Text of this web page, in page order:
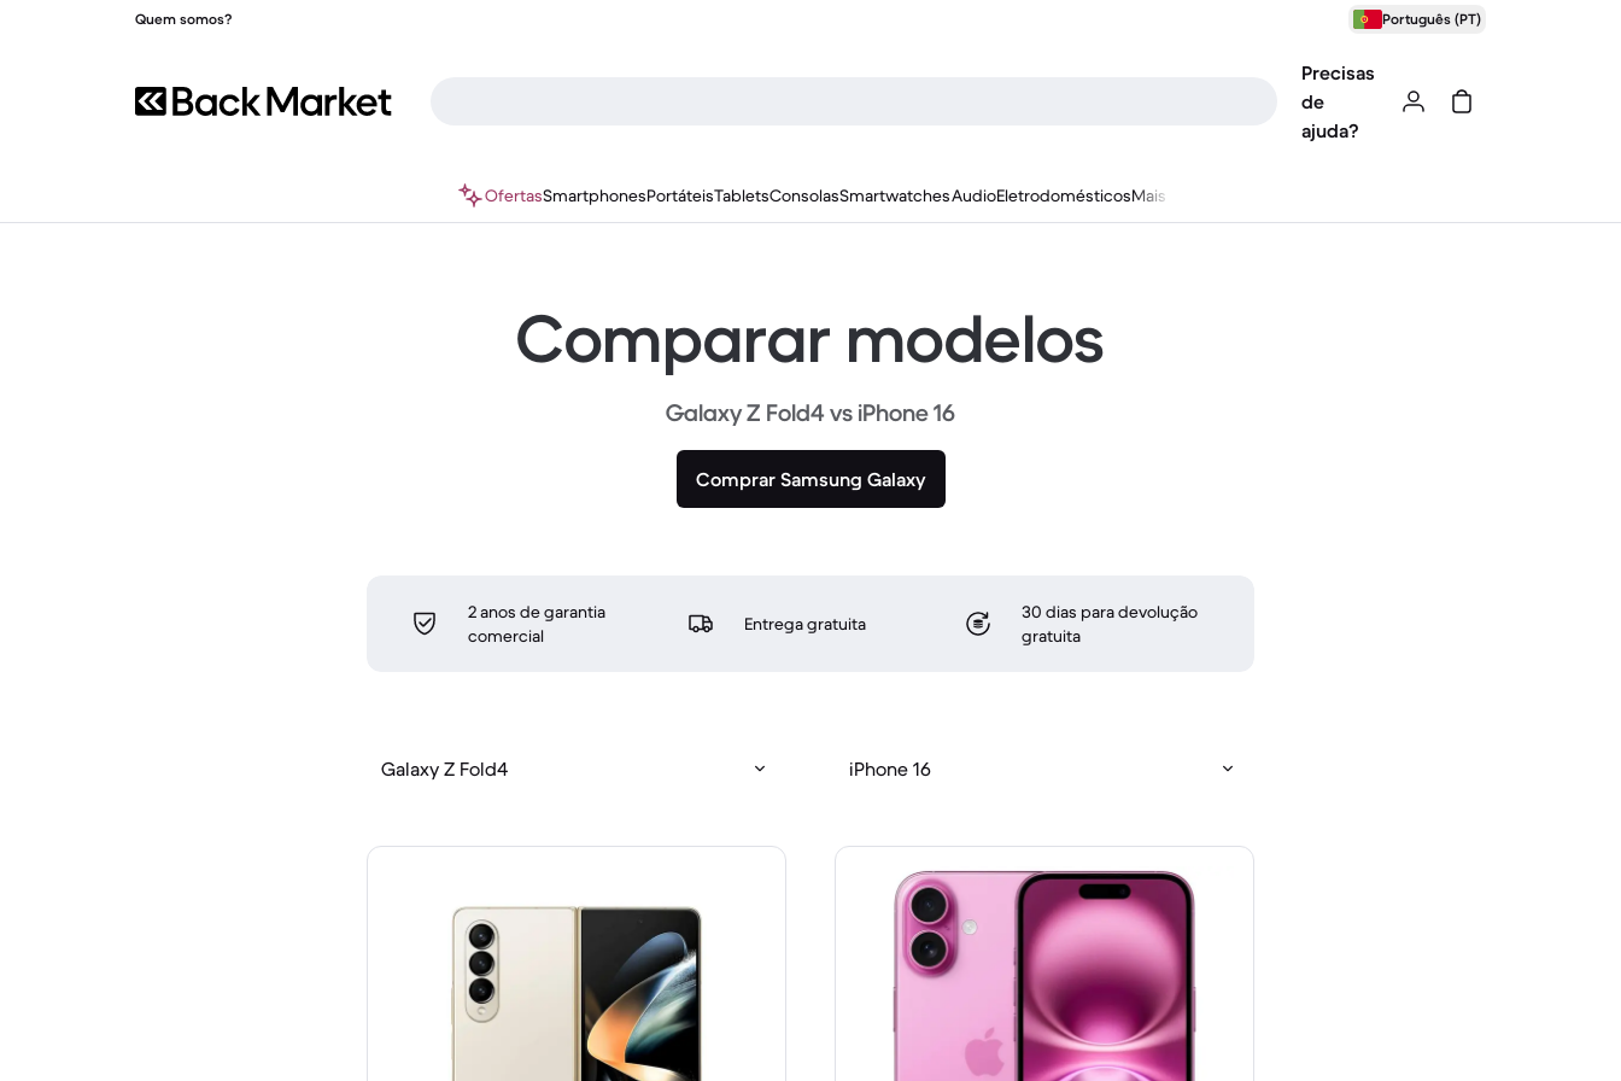
Quem somos? Português (PT)
Precisas
de
ajuda?
OfertasSmartphonesPortáteisTabletsConsolasSmartwatchesAudioEletrodomésticosMais
Comparar modelos
Galaxy Z Fold4 vs iPhone 16
Comprar Samsung Galaxy
2 anos de garantia
comercial
Entrega gratuita
30 dias para devolução
gratuita
Galaxy Z Fold4 iPhone 16